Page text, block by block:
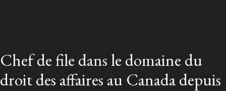
Chef de file dans le domaine du
droit des affaires au Canada depuis